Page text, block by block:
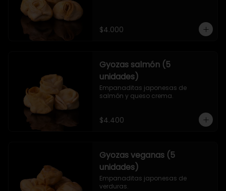
$4.000
Gyozas salmón (5
unidades)
Empanaditas japonesas de
salmón y queso crema.
$4.400
Gyozas veganas (5
unidades)
Empanaditas japonesas de
verduras.